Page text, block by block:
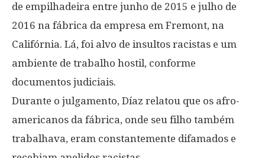
de empilhadeira entre junho de 2015 e julho de
2016 na fábrica da empresa em Fremont, na
Califórnia. Lá, foi alvo de insultos racistas e um
ambiente de trabalho hostil, conforme
documentos judiciais.
Durante o julgamento, Díaz relatou que os afro-
americanos da fábrica, onde seu filho também
trabalhava, eram constantemente difamados e